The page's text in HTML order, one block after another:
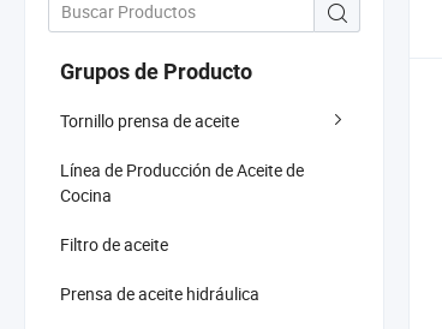
Grupos de Producto
Tornillo prensa de aceite
Línea de Producción de Aceite de
Cocina
Filtro de aceite
Prensa de aceite hidráulica